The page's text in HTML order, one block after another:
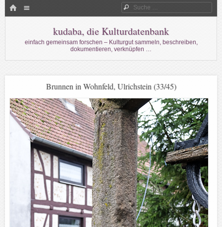
HOME Suche
kudaba, die Kulturdatenbank
einfach gemeinsam forschen – Kulturgut sammeln, beschreiben,
dokumentieren, verknüpfen …
Brunnen in Wohnfeld, Ulrichstein (33/45)